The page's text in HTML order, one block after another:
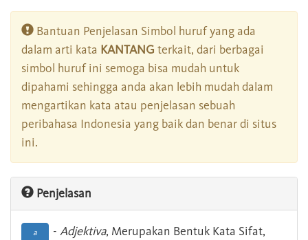
Bantuan Penjelasan Simbol huruf yang ada
dalam arti kata KANTANG terkait, dari berbagai
simbol huruf ini semoga bisa mudah untuk
dipahami sehingga anda akan lebih mudah dalam
mengartikan kata atau penjelasan sebuah
peribahasa Indonesia yang baik dan benar di situs
ini.
Penjelasan
a - Adjektiva, Merupakan Bentuk Kata Sifat,